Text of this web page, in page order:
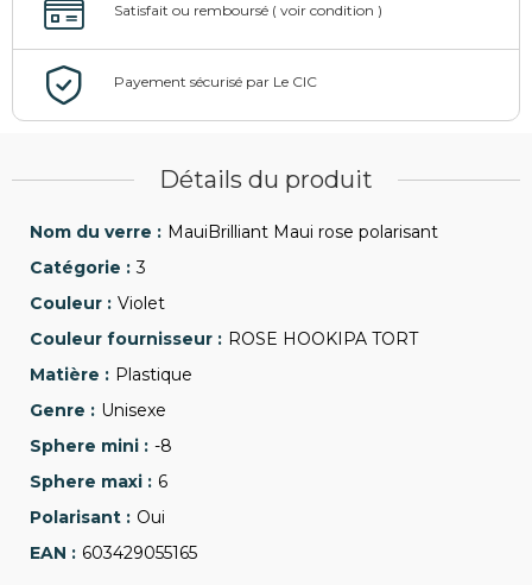
Détails du produit
MauiBrilliant Maui rose polarisant
3
Violet
ROSE HOOKIPA TORT
Plastique
Unisexe
-8
6
Oui
603429055165